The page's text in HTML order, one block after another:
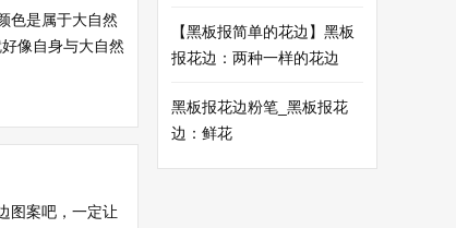
色是属于大自然
像自身与大自然
图案吧，一定让
【黑板报简单的花边】黑板
报花边：两种一样的花边
黑板报花边粉笔_黑板报花
边：鲜花